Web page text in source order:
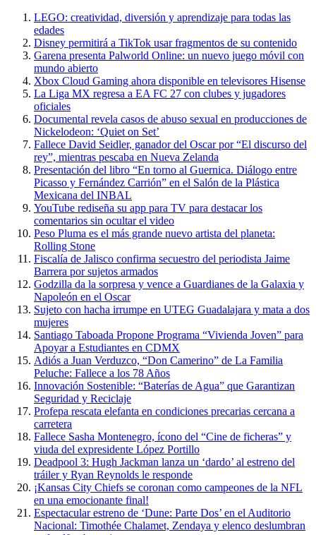
LEGO: creatividad, diversión y aprendizaje para todas las
edades
Disney permitirá a TikTok usar fragmentos de su contenido
Garena presenta Palworld Online: un nuevo juego móvil con
mundo abierto
Xbox Cloud Gaming ahora disponible en televisores Hisense
La Liga MX regresa a EA FC 27 con clubes y jugadores
oficiales
Documental revela casos de abuso sexual en producciones de
Nickelodeon: ‘Quiet on Set’
Fallece David Seidler, ganador del Oscar por “El discurso del
rey”, mientras pescaba en Nueva Zelanda
Presentación del libro “En torno al Guernica. Diálogo entre
Picasso y Fernández Carrión” en el Salón de la Plástica
Mexicana del INBAL
YouTube rediseña su app para TV para destacar los
comentarios sin ocultar el video
Peso Pluma es el más grande nuevo artista del planeta:
Rolling Stone
Fiscalía de Jalisco confirma secuestro del periodista Jaime
Barrera por sujetos armados
Godzilla da la sorpresa y vence a Guardianes de la Galaxia y
Napoleón en el Oscar
Sujeto con hacha irrumpe en UTEG Guadalajara y mata a dos
mujeres
Santiago Taboada Propone Programa “Vivienda Joven” para
Apoyar a Estudiantes en CDMX
Adiós a Juan Verduzco, “Don Camerino” de La Familia
Peluche: Fallece a los 78 Años
Innovación Sostenible: “Baterías de Agua” que Garantizan
Seguridad y Reciclaje
Profepa rescata elefanta en condiciones precarias cercana a
carretera
Fallece Sasha Montenegro, ícono del “Cine de ficheras” y
viuda del expresidente López Portillo
Deadpool 3: Hugh Jackman lanza un ‘dardo’ al estreno del
tráiler y Ryan Reynolds le responde
¡Kansas City Chiefs se coronan como campeones de la NFL
en una emocionante final!
Espectacular estreno de ‘Dune: Parte Dos’ en el Auditorio
Nacional: Timothée Chalamet, Zendaya y elenco deslumbran